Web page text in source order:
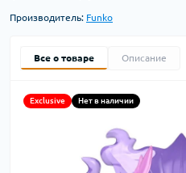
Производитель: Funko
Все о товаре Описание
Exclusive Нет в наличии